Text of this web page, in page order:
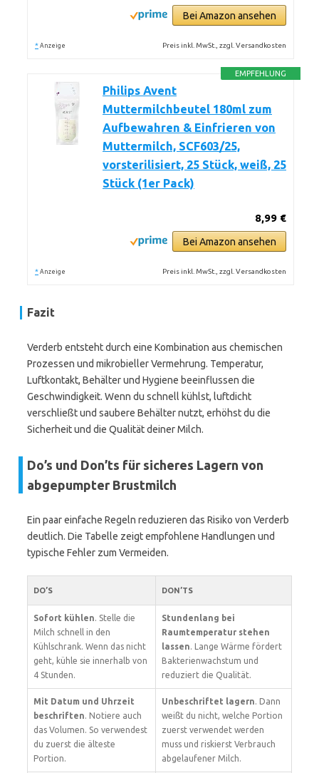
Bei Amazon ansehen
* Anzeige Preis inkl. MwSt., zzgl. Versandkosten
EMPFEHLUNG
Philips Avent
Muttermilchbeutel 180ml zum
Aufbewahren & Einfrieren von
Muttermilch, SCF603/25,
vorsterilisiert, 25 Stück, weiß, 25
Stück (1er Pack)
8,99 €
Bei Amazon ansehen
* Anzeige Preis inkl. MwSt., zzgl. Versandkosten
Fazit
Verderb entsteht durch eine Kombination aus chemischen
Prozessen und mikrobieller Vermehrung. Temperatur,
Luftkontakt, Behälter und Hygiene beeinflussen die
Geschwindigkeit. Wenn du schnell kühlst, luftdicht
verschließt und saubere Behälter nutzt, erhöhst du die
Sicherheit und die Qualität deiner Milch.
Do’s und Don’ts für sicheres Lagern von
abgepumpter Brustmilch
Ein paar einfache Regeln reduzieren das Risiko von Verderb
deutlich. Die Tabelle zeigt empfohlene Handlungen und
typische Fehler zum Vermeiden.
DO’S DON’TS
Sofort kühlen. Stelle die
Milch schnell in den
Kühlschrank. Wenn das nicht
geht, kühle sie innerhalb von
4 Stunden.
Stundenlang bei
Raumtemperatur stehen
lassen. Lange Wärme fördert
Bakterienwachstum und
reduziert die Qualität.
Mit Datum und Uhrzeit
beschriften. Notiere auch
das Volumen. So verwendest
du zuerst die älteste
Portion.
Unbeschriftet lagern. Dann
weißt du nicht, welche Portion
zuerst verwendet werden
muss und riskierst Verbrauch
abgelaufener Milch.